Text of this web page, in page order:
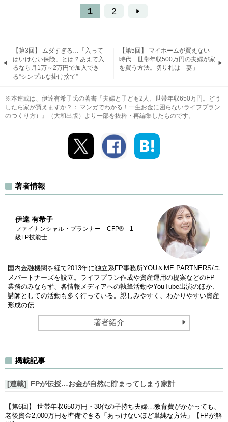
1 2
【第3回】 ムダすぎる…「入って
はいけない保険」とは？あえて入
るなら月1万～2万円で加入でき
る“シンプルな掛け捨て”
【第5回】 マイホームが買えない
時代…世帯年収500万円の夫婦が家
を買う方法。切り札は「妻」
※本連載は、伊達有希子氏の著書『夫婦と子ども2人、世帯年収650万円。どう
したら家が買えますか？： マンガでわかる！一生お金に困らないライフプラン
のつくり方）』（大和出版）より一部を抜粋・再編集したものです。
著者情報
伊達 有希子
ファイナンシャル・プランナー CFP® 1
級FP技能士
国内金融機関を経て2013年に独立系FP事務所YOU＆ME PARTNERS/ユ
メパートナーズを設立。ライフプラン作成や資産運用の提案などのFP
業務のみならず、各情報メディアへの執筆活動やYouTube出演のほか、
講師としての活動も多く行っている。親しみやすく、わかりやすい資産
形成の伝…
著者紹介
揭載記事
[連載] FPが伝授…お金が自然に貯まってしまう家計
【第6回】 世帯年収650万円・30代の子持ち夫婦…教育費がかかっても、
老後資金2,000万円を準備できる「あっけないほど単純な方法」【FPが解